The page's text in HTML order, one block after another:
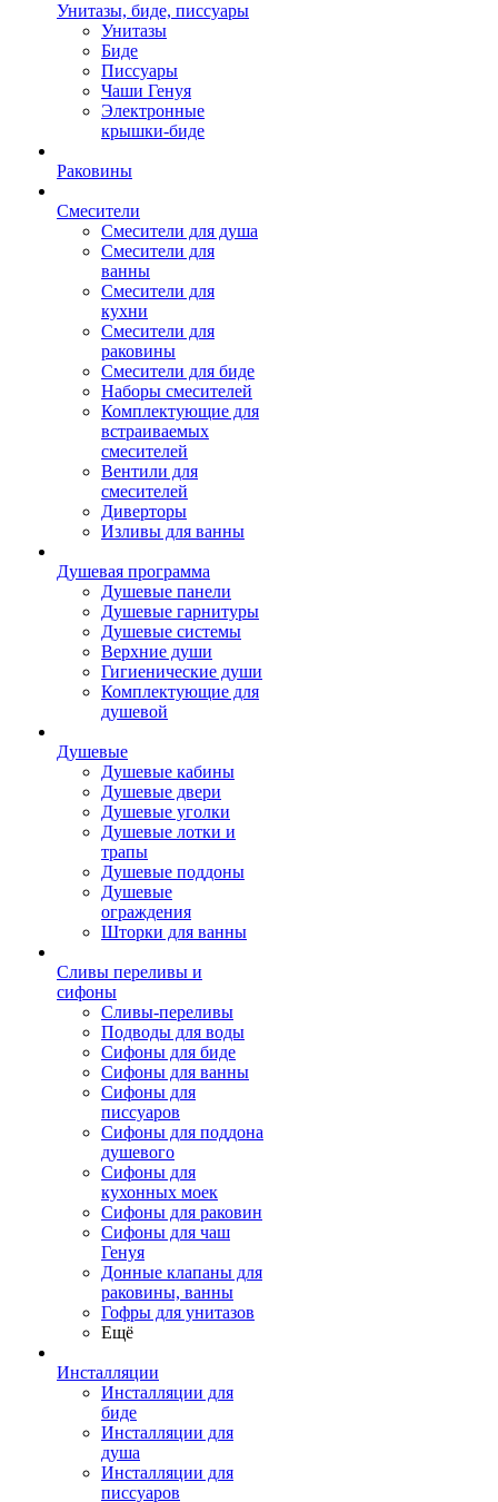
Унитазы, биде, писсуары
Унитазы
Биде
Писсуары
Чаши Генуя
Электронные
крышки-биде
Раковины
Смесители
Смесители для душа
Смесители для
ванны
Смесители для
кухни
Смесители для
раковины
Смесители для биде
Наборы смесителей
Комплектующие для
встраиваемых
смесителей
Вентили для
смесителей
Диверторы
Изливы для ванны
Душевая программа
Душевые панели
Душевые гарнитуры
Душевые системы
Верхние души
Гигиенические души
Комплектующие для
душевой
Душевые
Душевые кабины
Душевые двери
Душевые уголки
Душевые лотки и
трапы
Душевые поддоны
Душевые
ограждения
Шторки для ванны
Сливы переливы и
сифоны
Сливы-переливы
Подводы для воды
Сифоны для биде
Сифоны для ванны
Сифоны для
писсуаров
Сифоны для поддона
душевого
Сифоны для
кухонных моек
Сифоны для раковин
Сифоны для чаш
Генуя
Донные клапаны для
раковины, ванны
Гофры для унитазов
Ещё
Инсталляции
Инсталляции для
биде
Инсталляции для
душа
Инсталляции для
писсуаров